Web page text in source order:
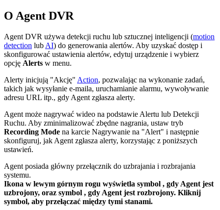
O Agent DVR
Agent DVR używa detekcji ruchu lub sztucznej inteligencji (motion
detection lub AI) do generowania alertów. Aby uzyskać dostęp i
skonfigurować ustawienia alertów, edytuj urządzenie i wybierz
opcję Alerts w menu.
Alerty inicjują "Akcję" Action, pozwalając na wykonanie zadań,
takich jak wysyłanie e-maila, uruchamianie alarmu, wywoływanie
adresu URL itp., gdy Agent zgłasza alerty.
Agent może nagrywać wideo na podstawie Alertu lub Detekcji
Ruchu. Aby zminimalizować zbędne nagrania, ustaw tryb
Recording Mode na karcie Nagrywanie na "Alert" i następnie
skonfiguruj, jak Agent zgłasza alerty, korzystając z poniższych
ustawień.
Agent posiada główny przełącznik do uzbrajania i rozbrajania
systemu.
Ikona w lewym górnym rogu wyświetla symbol , gdy Agent jest
uzbrojony, oraz symbol , gdy Agent jest rozbrojony. Kliknij
symbol, aby przełączać między tymi stanami.